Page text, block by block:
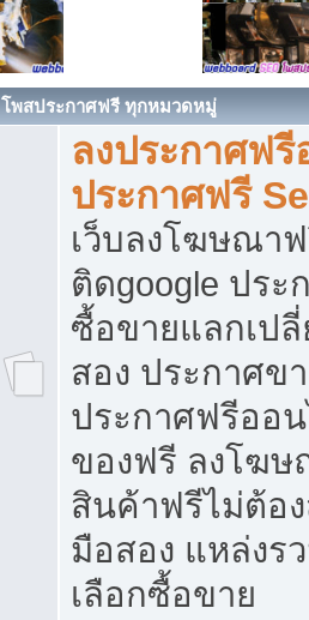
โพสประกาศฟรี ทุกหมวดหมู่
ลงประกาศฟ
ประกาศฟรี
เว็บลงโฆษณา
ติดgoogle ปร
ซื้อขายแลกเป
สอง ประกาศข
ประกาศฟรีออ
ของฟรี ลงโฆ
สินค้าฟรีไม่ต้อ
มือสอง แหล่งร
เลือกซื้อขาย